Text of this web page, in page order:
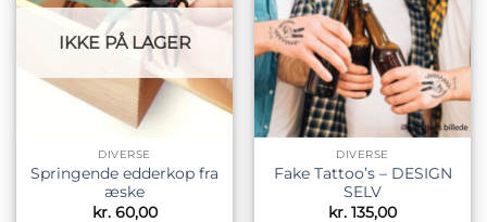
IKKE PÅ LAGER
DIVERSE
Springende edderkop fra
æske
kr.60,00
DIVERSE
Fake Tattoo’s – DESIGN
SELV
kr. 135,00